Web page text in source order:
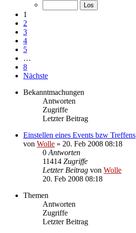
1
2
3
4
5
…
8
Nächste
Bekanntmachungen
Antworten
Zugriffe
Letzter Beitrag
Einstellen eines Events bzw Treffens
von Wolle » 20. Feb 2008 08:18
0 Antworten
11414 Zugriffe
Letzter Beitrag von Wolle
20. Feb 2008 08:18
Themen
Antworten
Zugriffe
Letzter Beitrag